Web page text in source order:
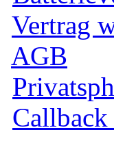
Vertrag
AGB
Callback